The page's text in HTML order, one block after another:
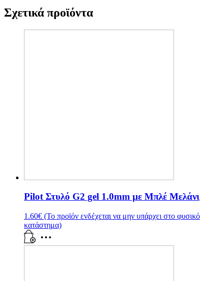
Σχετικά προϊόντα
Pilot Στυλό G2 gel 1.0mm με Μπλέ Mελάνι
1.60€ (Το προϊόν ενδέχεται να μην υπάρχει στο φυσικό
κατάστημα)